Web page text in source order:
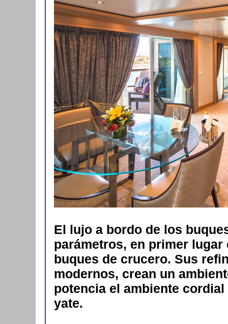
El lujo a bordo de los
parámetros, en primer
buques de crucero. Sus
modernos, crean un
potencia el ambiente
yate.